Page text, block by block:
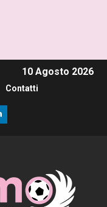
10 Agosto 2026
Contatti